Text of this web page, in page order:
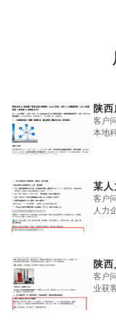
陕
客户
本地
某
客户
人力
陕
客户
业获